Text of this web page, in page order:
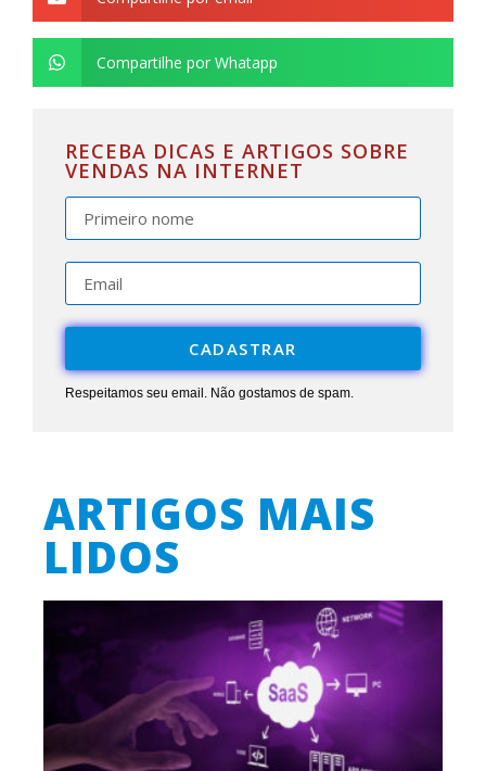
Compartilhe por Whatapp
RECEBA DICAS E ARTIGOS SOBRE
VENDAS NA INTERNET
CADASTRAR
Respeitamos seu email. Não gostamos de spam.
ARTIGOS MAIS
LIDOS